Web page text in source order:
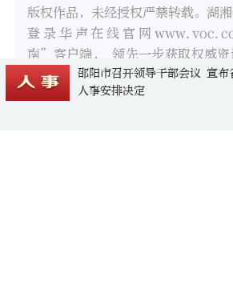
版权作品，未经授权严禁转载。湖
登录华声在线官网
南”客户端， 领先一步获取权威资
源、原标题、著作者名，不得变更